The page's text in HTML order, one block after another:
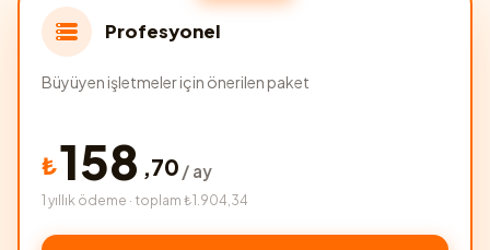
Profesyonel
Büyüyen işletmeler için önerilen paket
₺158 ,70 / ay
1 yıllık ödeme · toplam ₺1.904,34